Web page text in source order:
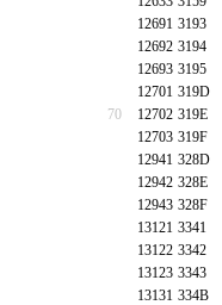
12691 3193
12692 3194
12693 3195
12701 319D
70
12702 319E
12703 319F
12941 328D
12942 328E
12943 328F
13121 3341
13122 3342
13123 3343
13131 334B